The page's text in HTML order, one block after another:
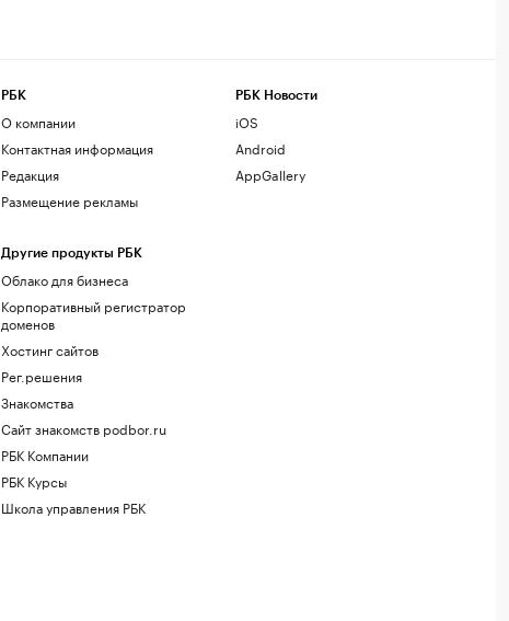
РБК
О компании
Контактная информация
Редакция
Размещение рекламы
Другие продукты РБК
Облако для бизнеса
Корпоративный регистратор
доменов
Хостинг сайтов
Рег.решения
Знакомства
Сайт знакомств podbor.ru
РБК Компании
РБК Курсы
Школа управления РБК
РБК Новости
iOS
Android
AppGallery